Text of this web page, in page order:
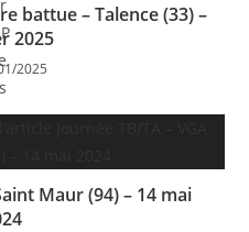
battue – Talence (33) –
2025
2025
Maur (94) – 14 mai